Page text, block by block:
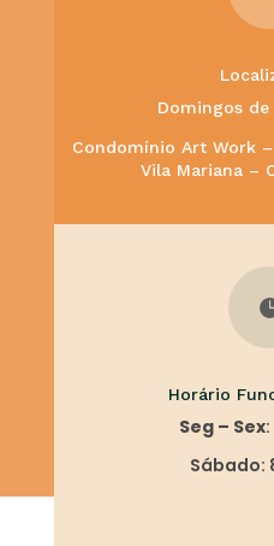
Domingos de
Condomínio Art Work
Vila Mariana –
Horário
Seg – Sex
Sábado: